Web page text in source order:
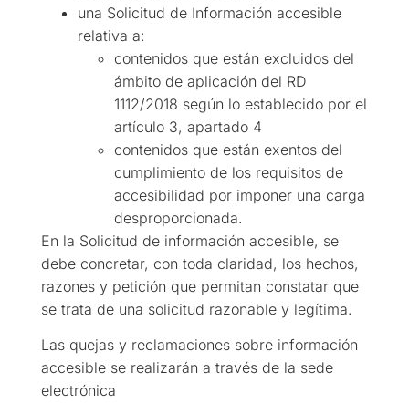
una Solicitud de Información accesible
relativa a:
contenidos que están excluidos del
ámbito de aplicación del RD
1112/2018 según lo establecido por el
artículo 3, apartado 4
contenidos que están exentos del
cumplimiento de los requisitos de
accesibilidad por imponer una carga
desproporcionada.
En la Solicitud de información accesible, se
debe concretar, con toda claridad, los hechos,
razones y petición que permitan constatar que
se trata de una solicitud razonable y legítima.
Las quejas y reclamaciones sobre información
accesible se realizarán a través de la sede
electrónica